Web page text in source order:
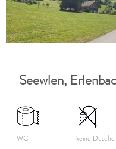
Seewlen,
WC
keine Dusche